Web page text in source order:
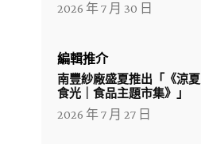
2026 年 7 月 30 日
編輯推介
南豐紗廠盛夏推出「《涼夏
食光｜食品主題市集》」
2026 年 7 月 27 日